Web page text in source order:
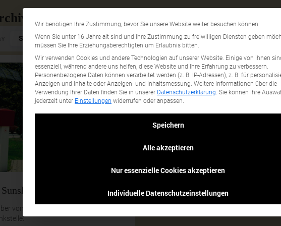
Elektromobilität
Select Category...
vom Hotel gab es eine
Wir benötigen Ihre Zustimmung, bevor Sie unsere Website weiter besuchen können.
Wenn Sie unter 16 Jahre alt sind und Ihre Zustimmung zu freiwilligen Diensten geben
müssen Sie Ihre Erziehungsberechtigten um Erlaubnis bitten.
Wir verwenden Cookies und andere Technologien auf unserer Website. Einige von ihnen
essenziell, während andere uns helfen, diese Website und Ihre Erfahrung zu verbessern.
Personenbezogene Daten können verarbeitet werden (z. B. IP-Adressen), z. B. für
Anzeigen und Inhalte oder Anzeigen- und Inhaltsmessung. Weitere Informationen über die
Verwendung Ihrer Daten finden Sie in unserer Datenschutzerklärung. Sie können Ihre
jederzeit unter Einstellungen widerrufen oder anpassen.
Speichern
Alle akzeptieren
Nur essenzielle Cookies akzeptieren
Individuelle Datenschutzeinstellungen